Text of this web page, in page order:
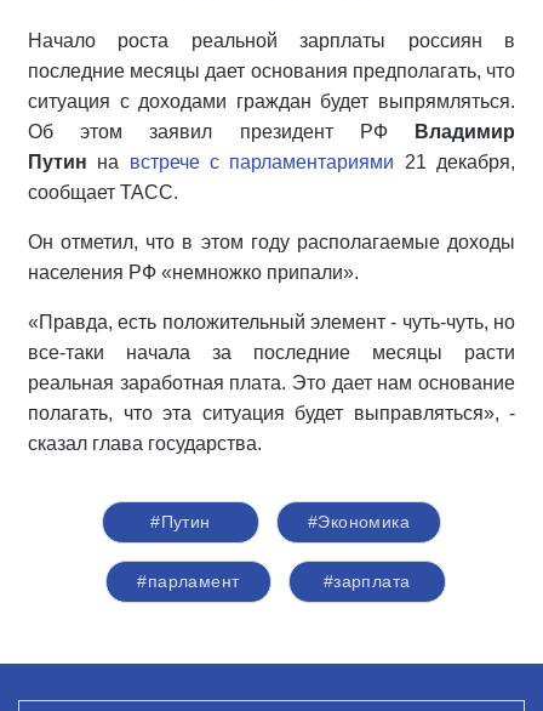
Начало роста реальной зарплаты россиян в
последние месяцы дает основания предполагать, что
ситуация с доходами граждан будет выпрямляться.
Об этом заявил президент РФ
Владимир
Путин на встрече с парламентариями 21 декабря,
сообщает ТАСС.
Он отметил, что в этом году располагаемые доходы
населения РФ «немножко припали».
«Правда, есть положительный элемент - чуть-чуть, но
все-таки начала за последние месяцы расти
реальная заработная плата. Это дает нам основание
полагать, что эта ситуация будет выправляться», -
сказал глава государства.
#Путин #Экономика
#парламент #зарплата